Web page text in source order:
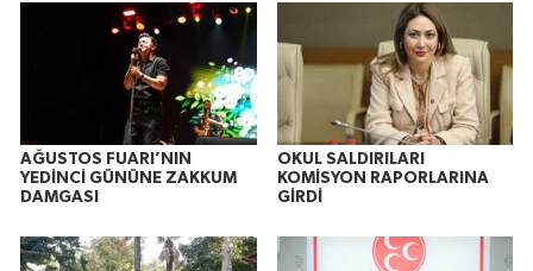
AĞUSTOS FUARI’NIN
YEDİNCİ GÜNÜNE ZAKKUM
DAMGASI
OKUL SALDIRILARI
KOMİSYON RAPORLARINA
GİRDİ